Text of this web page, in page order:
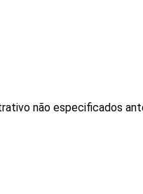
não especificados